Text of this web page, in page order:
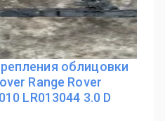
облицовки
Range Rover
LR013044 3.0 D